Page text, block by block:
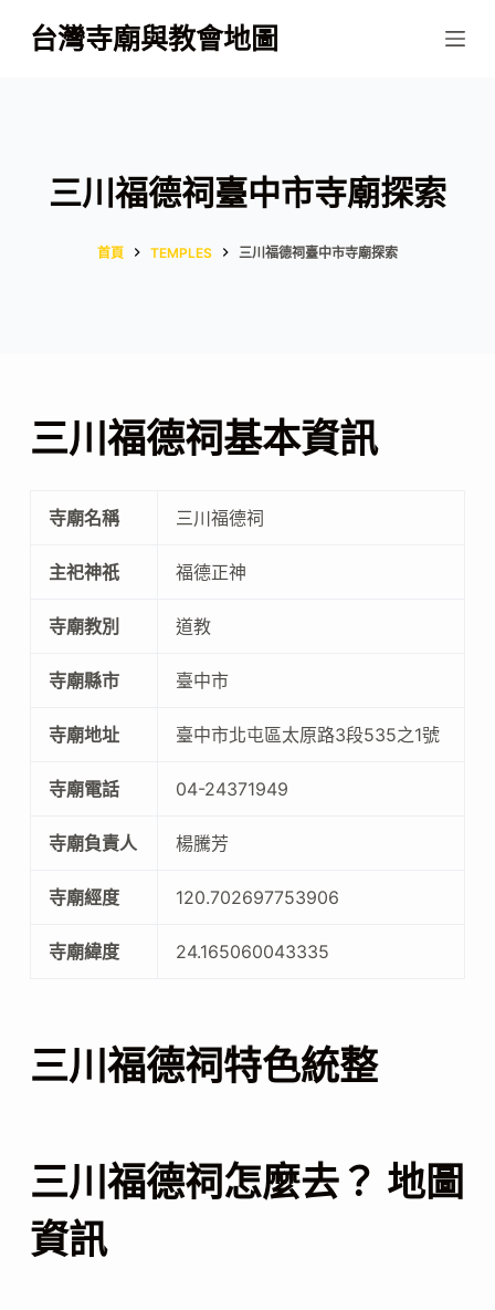
跳
至
台灣寺廟與教會地圖
三川福德祠臺中市寺廟探索
首頁 TEMPLES 三川福德祠臺中市寺廟探索
三川福德祠基本資訊
寺廟名稱 三川福德祠
主祀神祇 福德正神
寺廟教別 道教
寺廟縣市 臺中市
寺廟地址 臺中市北屯區太原路3段535之1號
寺廟電話 04-24371949
寺廟負責人 楊騰芳
寺廟經度 120.702697753906
寺廟緯度 24.165060043335
三川福德祠特色統整
三川福德祠怎麼去？ 地圖
資訊